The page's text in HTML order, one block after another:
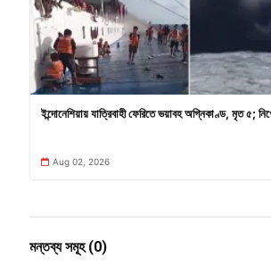
ইন্দোনেশিয়ায় যাত্রিবাহী ফেরিতে ভয়াবহ অগ্নিকাণ্ড, মৃত ৫;
Aug 02, 2026
মন্তব্য সমূহ (0)